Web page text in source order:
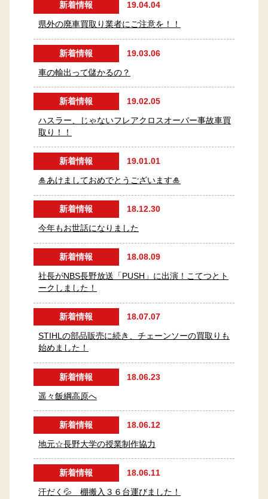
新着情報 19.04.04
県外の廃車買取り業者にご注意を！！
新着情報 19.03.06
車の輸出って儲かるの？
新着情報 19.02.05
ハスラー、じゃないフレアクロスオーバー事故車買
取り！！
新着情報 19.01.01
🎍あけましておめでとうございます🎍
新着情報 18.12.30
今年もお世話になりました
新着情報 18.08.09
社長がNBS長野放送「PUSH」に出演！こてつとト
ークしました！
新着情報 18.07.07
STIHLの部品販売に続き、チェーンソーの買取りも
始めました！
新着情報 18.06.23
遥々飯綱高原へ
新着情報 18.06.12
地元☆長野大学の授業制作協力
新着情報 18.06.11
汗だく💦 棚搬入３６台運びました！